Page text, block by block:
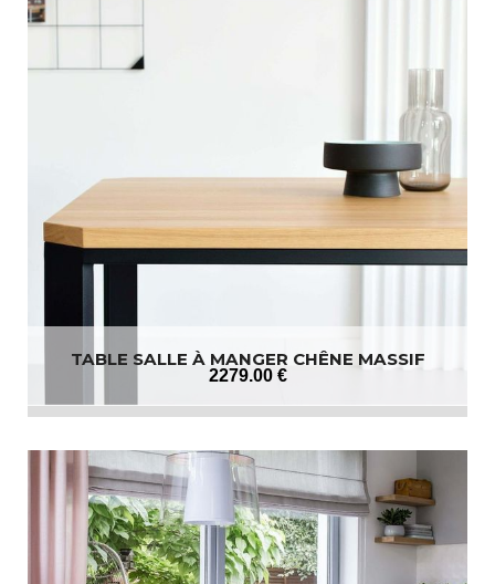
TABLE SALLE À MANGER CHÊNE MASSIF
2279.00 €